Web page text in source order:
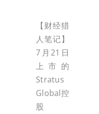
【财经猎
人笔记】
7月21日
上市的
Stratus
Global控
股